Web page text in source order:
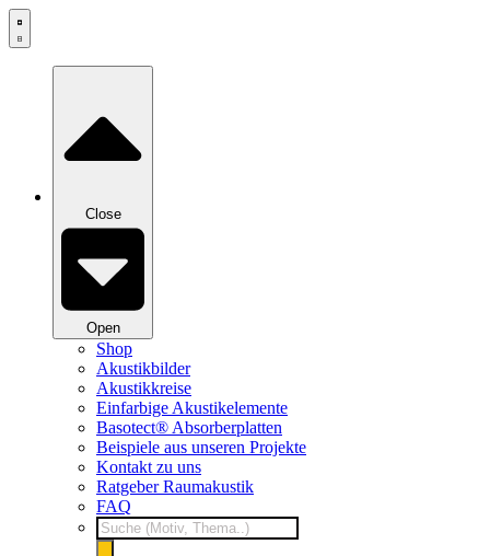
Zum
Inhalt
Close
Open
Shop
Akustikbilder
Akustikkreise
Einfarbige Akustikelemente
Basotect® Absorberplatten
Beispiele aus unseren Projekte
Kontakt zu uns
Ratgeber Raumakustik
FAQ
Products
search